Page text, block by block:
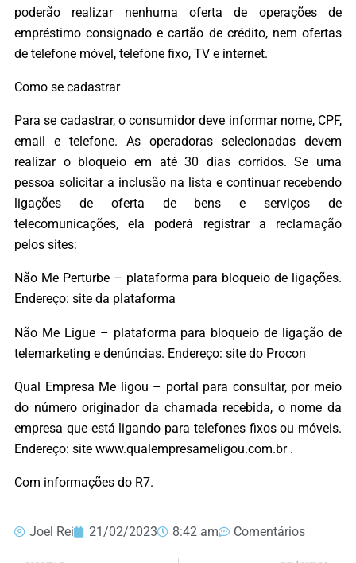
poderão realizar nenhuma oferta de operações de
empréstimo consignado e cartão de crédito, nem ofertas
de telefone móvel, telefone fixo, TV e internet.
Como se cadastrar
Para se cadastrar, o consumidor deve informar nome, CPF,
email e telefone. As operadoras selecionadas devem
realizar o bloqueio em até 30 dias corridos. Se uma
pessoa solicitar a inclusão na lista e continuar recebendo
ligações de oferta de bens e serviços de
telecomunicações, ela poderá registrar a reclamação
pelos sites:
Não Me Perturbe – plataforma para bloqueio de ligações.
Endereço: site da plataforma
Não Me Ligue – plataforma para bloqueio de ligação de
telemarketing e denúncias. Endereço: site do Procon
Qual Empresa Me ligou – portal para consultar, por meio
do número originador da chamada recebida, o nome da
empresa que está ligando para telefones fixos ou móveis.
Endereço: site www.qualempresameligou.com.br .
Com informações do R7.
Joel Rei 21/02/2023 8:42 am Comentários